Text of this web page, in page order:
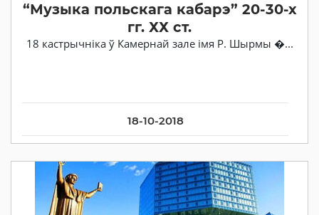
18-10-2018
“Музыка польскага кабарэ” 20-30-х
гг. ХХ ст.
18 кастрычніка ў Камернай зале імя Р. Шырмы �...